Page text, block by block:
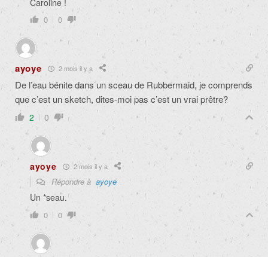
Caroline !
0 0
ayoye 2 mois il y a
De l’eau bénite dans un sceau de Rubbermaid, je comprends
que c’est un sketch, dites-moi pas c’est un vrai prêtre?
2 0
ayoye 2 mois il y a
Répondre à ayoye
Un *seau.
0 0